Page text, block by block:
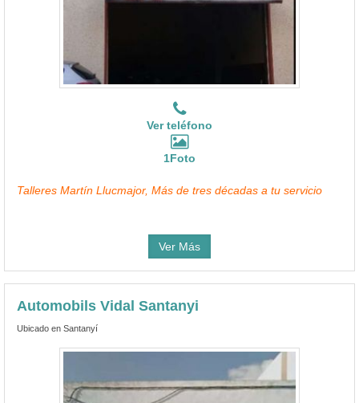
Ver teléfono
1Foto
Talleres Martín Llucmajor, Más de tres décadas a tu servicio
Ver Más
Automobils Vidal Santanyi
Ubicado en Santanyí